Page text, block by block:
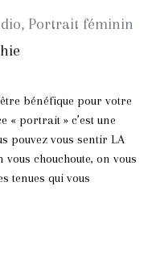
, Portrait féminin
bénéfique pour votre
« portrait » c’est une
pouvez vous sentir LA
chouchoute, on vous
tenues qui vous